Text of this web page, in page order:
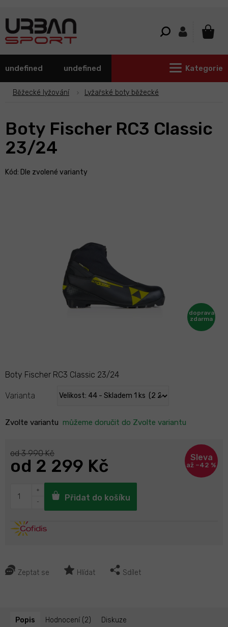
undefined undefined Kategorie
Běžecké lyžování Lyžařské boty běžecké
Boty Fischer RC3 Classic
23/24
Kód: Dle zvolené varianty
Zvolte variantu můžeme doručit do Zvolte variantu
Varianta
Boty Fischer RC3 Classic 23/24
Zeptat se Hlídat Sdílet
od 3 990 Kč
od 2 299 Kč až –42 %
Přidat do košíku
Popis Hodnocení (2) Diskuze